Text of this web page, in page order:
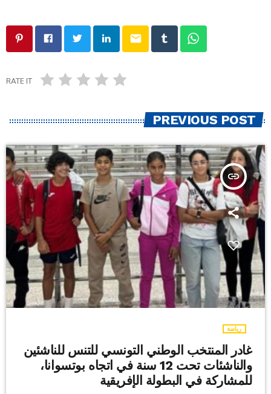
email
RATE IT
PREVIOUS POST
insert_link
رياضة
غادر المنتخب الوطني التونسي للتنس للناشئين
والناشئات تحت 12 سنة في اتجاه بوتسوانا،
للمشاركة في البطولة الإفريقية